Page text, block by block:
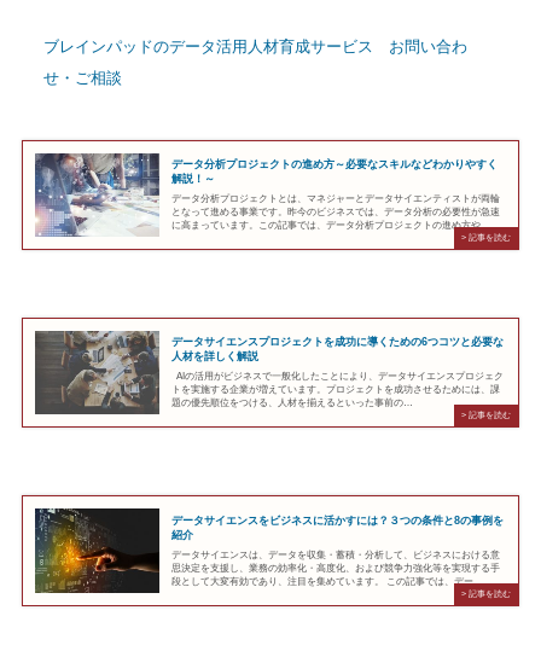
ブレインパッドのデータ活用人材育成サービス お問い合わ
せ・ご相談
データ分析プロジェクトの進め方～必要なスキルなどわかりやすく
解説！～
データ分析プロジェクトとは、マネジャーとデータサイエンティストが両輪
となって進める事業です。昨今のビジネスでは、データ分析の必要性が急速
に高まっています。この記事では、データ分析プロジェクトの進め方や…
データサイエンスプロジェクトを成功に導くための6つコツと必要な
人材を詳しく解説
AIの活用がビジネスで一般化したことにより、データサイエンスプロジェク
トを実施する企業が増えています。プロジェクトを成功させるためには、課
題の優先順位をつける、人材を揃えるといった事前の…
データサイエンスをビジネスに活かすには？３つの条件と8の事例を
紹介
データサイエンスは、データを収集・蓄積・分析して、ビジネスにおける意
思決定を支援し、業務の効率化・高度化、および競争力強化等を実現する手
段として大変有効であり、注目を集めています。 この記事では、デー…